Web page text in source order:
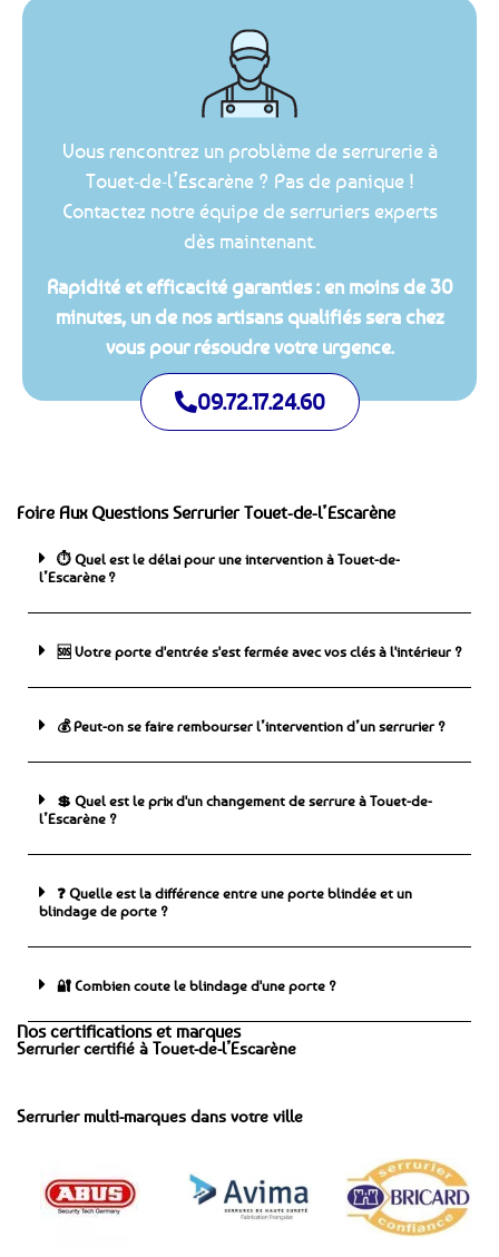
Vous rencontrez un problème de serrurerie à
Touet-de-l’Escarène ? Pas de panique !
Contactez notre équipe de serruriers experts
dès maintenant.
Rapidité et efficacité garanties : en moins de 30
minutes, un de nos artisans qualifiés sera chez
vous pour résoudre votre urgence.
09.72.17.24.60
Foire Aux Questions Serrurier Touet-de-l’Escarène
⏱️ Quel est le délai pour une intervention à Touet-de-
l’Escarène ?
🆘 ️Votre porte d'entrée s'est fermée avec vos clés à l'intérieur ?
💰 Peut-on se faire rembourser l’intervention d’un serrurier ?
💲 Quel est le prix d'un changement de serrure à Touet-de-
l’Escarène ?
❓ Quelle est la différence entre une porte blindée et un
blindage de porte ?
🔐 Combien coute le blindage d'une porte ?
Nos certifications et marques
Serrurier certifié à Touet-de-l’Escarène
Serrurier multi-marques dans votre ville